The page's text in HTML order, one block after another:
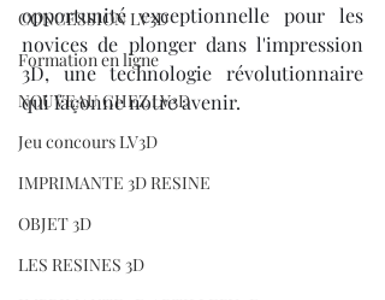
CONCESSION LV3D
Formation en ligne
NOUVEAU CHEZ LV3D
Jeu concours LV3D
IMPRIMANTE 3D RESINE
OBJET 3D
LES RESINES 3D
opportunité exceptionnelle pour les
novices de plonger dans l'impression
3D, une technologie révolutionnaire
qui façonne notre avenir.